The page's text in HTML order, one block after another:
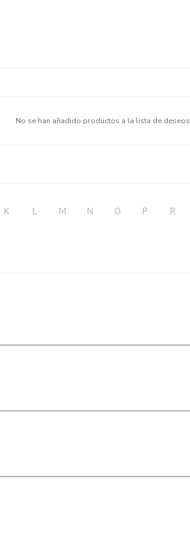
No se han añadido productos a la lista de deseos
K L M N O P R